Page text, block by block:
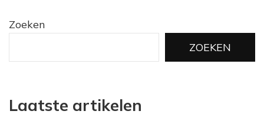
Zoeken
ZOEKEN
Laatste artikelen